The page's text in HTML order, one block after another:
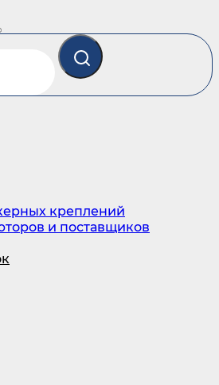
креплений
и поставщиков